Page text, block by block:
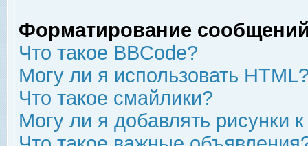
Форматирование
Что такое BBCode?
Могу ли я использовать
Что такое смайлики?
Могу ли я добавлять рисунки